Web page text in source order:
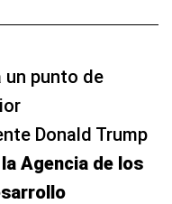
un punto de
Donald Trump
Agencia de los